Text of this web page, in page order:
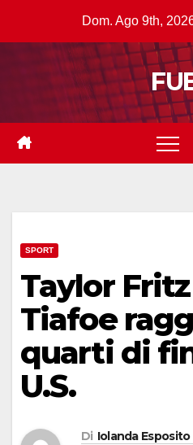
contenuto
Dom. Ago 9th,
SPORT
Taylor
Tiafoe
quarti di
U.S.
Di Iolanda Esposito